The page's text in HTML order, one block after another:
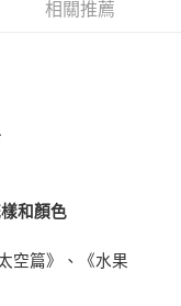
相關推薦
和顏色
空篇》、《水果